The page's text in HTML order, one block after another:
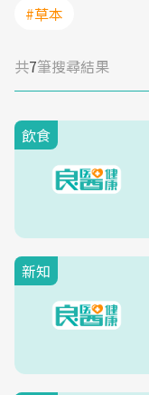
#草本
共7筆搜尋結果
飲食
新知